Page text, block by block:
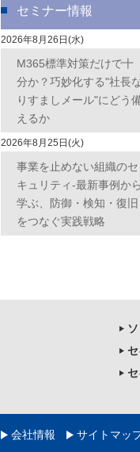
セミナー情報
2026年8月26日(水)
M365標準対策だけで十
分か？巧妙化する"社長
りすましメール"にどう
えるか
2026年8月25日(火)
事業を止めない組織のセ
キュリティ-最新事例から
学ぶ、防御・検知・復旧
をつなぐ実践戦略
会社情報 サイトマッ